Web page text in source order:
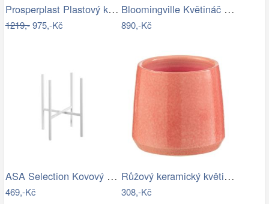
Prosperplast Plastový květináč Ulpo…
1219,-975,-Kč
Bloomingville Květináč Dua Ø 19 cm
890,-Kč
ASA Selection Kovový stojan na květináč…
469,-Kč
Růžový keramický květináč J-line Asol…
308,-Kč